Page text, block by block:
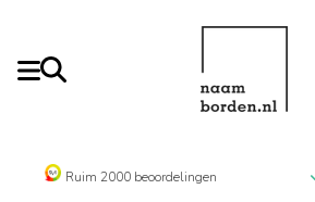
Ruim 2000 beoordelingen